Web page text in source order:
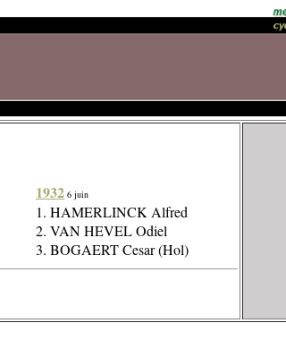
1932 6 juin
1. HAMERLINCK Alfred
2. VAN HEVEL Odiel
3. BOGAERT Cesar (Hol)